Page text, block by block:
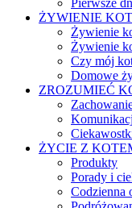
Pierwsze
ŻYWIENIE
Żywienie
Żywienie
Czy mój
Domowe
ZROZUMIEĆ
ŻYCIE Z
Produkty
Porady i
Codzienna